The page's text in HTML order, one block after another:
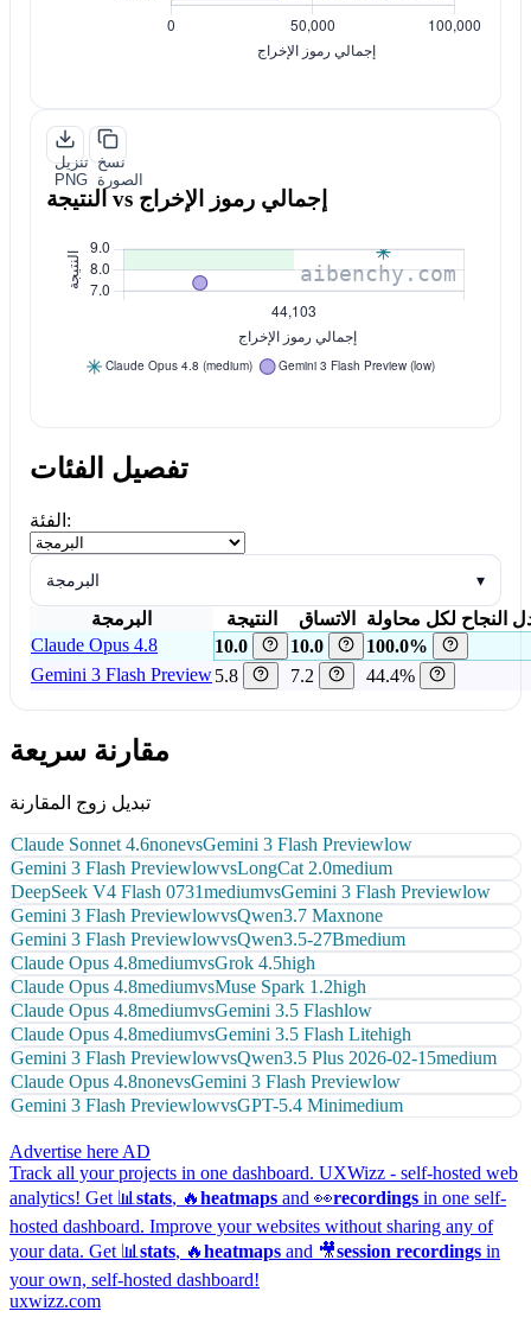
تنزيل
PNG
نسخ
الصورة
النتيجة vs إجمالي رموز الإخراج
تفصيل الفئات
الفئة:
البرمجة ▾
البرمجة النتيجة الاتساق
النجاح لكل محاولة
Claude Opus 4.8
10.0 10.0
100.0%
Gemini 3 Flash Preview5.8 7.2 44.4%
مقارنة سريعة
تبديل زوج المقارنة
Claude Sonnet 4.6nonevsGemini 3 Flash Previewlow
Gemini 3 Flash PreviewlowvsLongCat 2.0medium
DeepSeek V4 Flash 0731mediumvsGemini 3 Flash Previewlow
Gemini 3 Flash PreviewlowvsQwen3.7 Maxnone
Gemini 3 Flash PreviewlowvsQwen3.5-27Bmedium
Claude Opus 4.8mediumvsGrok 4.5high
Claude Opus 4.8mediumvsMuse Spark 1.2high
Claude Opus 4.8mediumvsGemini 3.5 Flashlow
Claude Opus 4.8mediumvsGemini 3.5 Flash Litehigh
Gemini 3 Flash PreviewlowvsQwen3.5 Plus 2026-02-15medium
Claude Opus 4.8nonevsGemini 3 Flash Previewlow
Gemini 3 Flash PreviewlowvsGPT-5.4 Minimedium
Advertise here AD
Track all your projects in one dashboard. UXWizz - self-hosted web
analytics! Get 📊 stats, 🔥heatmaps and 👀recordings in one self-
hosted dashboard. Improve your websites without sharing any of
your data. Get 📊 stats, 🔥heatmaps and 🎥session recordings in
your own, self-hosted dashboard!
uxwizz.com